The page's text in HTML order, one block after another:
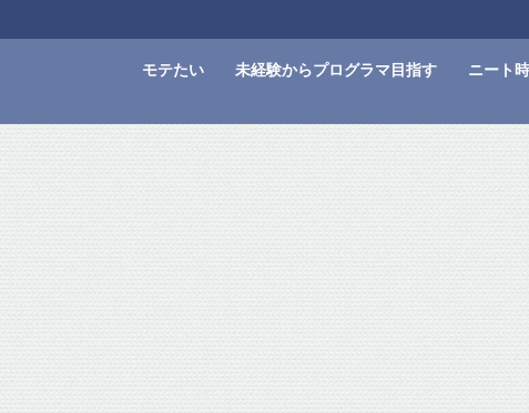
モテたい 未経験からプログラマ目指す ニート